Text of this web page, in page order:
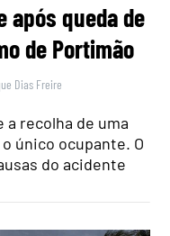
após queda de
de Portimão
Dias Freire
a recolha de uma
único ocupante. O
do acidente